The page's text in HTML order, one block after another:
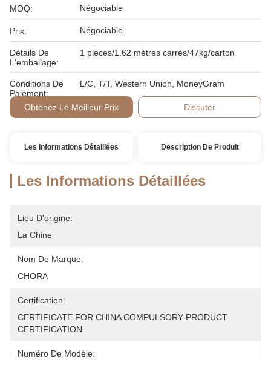
MOQ: Négociable
Prix: Négociable
Détails De
L'emballage:
1 pieces/1.62 mètres carrés/47kg/carton
Conditions De
Paiement:
L/C, T/T, Western Union, MoneyGram
Obtenez Le Meilleur Prix Discuter
Les Informations Détaillées Description De Produit
Les Informations Détaillées
Lieu D'origine:
La Chine
Nom De Marque:
CHORA
Certification:
CERTIFICATE FOR CHINA COMPULSORY PRODUCT
CERTIFICATION
Numéro De Modèle: